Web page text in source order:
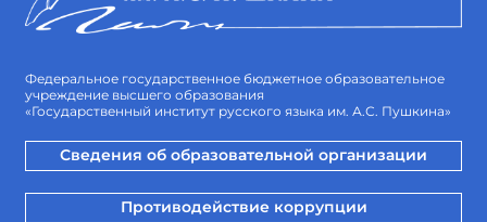
Федеральное государственное бюджетное образовательное
учреждение высшего образования
«Государственный институт русского языка им. А.С. Пушкина»
Сведения об образовательной организации
Противодействие коррупции